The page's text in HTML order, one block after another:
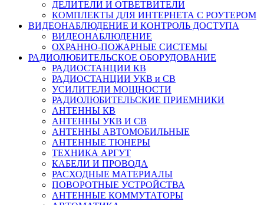
ДЕЛИТЕЛИ И ОТВЕТВИТЕЛИ
КОМПЛЕКТЫ ДЛЯ ИНТЕРНЕТА С РОУТЕРОМ
ВИДЕОНАБЛЮДЕНИЕ И КОНТРОЛЬ ДОСТУПА
ВИДЕОНАБЛЮДЕНИЕ
ОХРАННО-ПОЖАРНЫЕ СИСТЕМЫ
РАДИОЛЮБИТЕЛЬСКОЕ ОБОРУДОВАНИЕ
РАДИОСТАНЦИИ КВ
РАДИОСТАНЦИИ УКВ и СВ
УСИЛИТЕЛИ МОЩНОСТИ
РАДИОЛЮБИТЕЛЬСКИЕ ПРИЕМНИКИ
АНТЕННЫ КВ
АНТЕННЫ УКВ И СВ
АНТЕННЫ АВТОМОБИЛЬНЫЕ
АНТЕННЫЕ ТЮНЕРЫ
ТЕХНИКА АРГУТ
КАБЕЛИ И ПРОВОДА
РАСХОДНЫЕ МАТЕРИАЛЫ
ПОВОРОТНЫЕ УСТРОЙСТВА
АНТЕННЫЕ КОММУТАТОРЫ